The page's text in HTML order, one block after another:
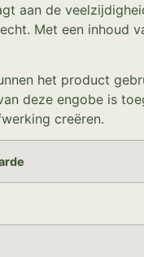
aan de
Met een inhoud
het product
deze engobe is
creëren.